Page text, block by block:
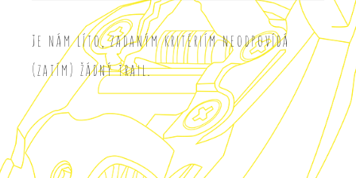
Je nám líto, zadaným kritériím neodpovídá
(zatím) žádný trail.